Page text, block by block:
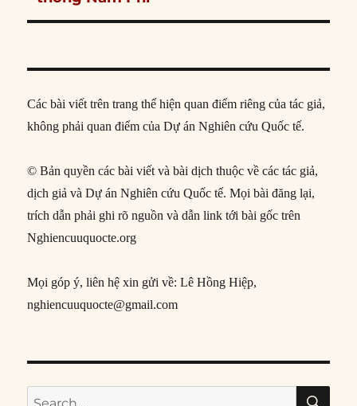
Các bài viết trên trang thể hiện quan điểm riêng của tác giả,
không phải quan điểm của Dự án Nghiên cứu Quốc tế.
© Bản quyền các bài viết và bài dịch thuộc về các tác giả,
dịch giả và Dự án Nghiên cứu Quốc tế. Mọi bài đăng lại,
trích dẫn phải ghi rõ nguồn và dẫn link tới bài gốc trên
Nghiencuuquocte.org
Mọi góp ý, liên hệ xin gửi về: Lê Hồng Hiệp,
nghiencuuquocte@gmail.com
Search